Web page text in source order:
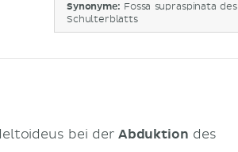
Synonyme: Fossa supraspinata des
Schulterblatts
bei der Abduktion des